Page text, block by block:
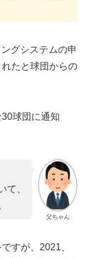
グシステムの申
たと球団からの
球団に通知
父ちゃん
て、
すが、2021、